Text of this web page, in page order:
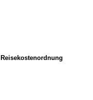
Reisekostenordnung